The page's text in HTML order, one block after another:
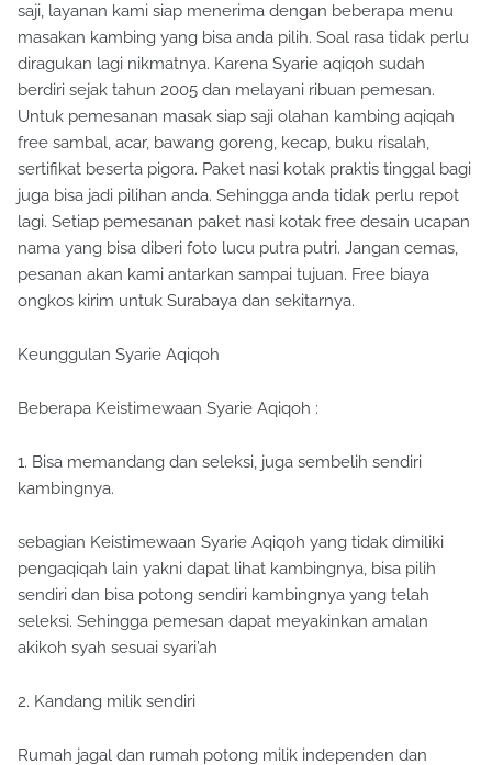
saji, layanan kami siap menerima dengan beberapa menu
masakan kambing yang bisa anda pilih. Soal rasa tidak perlu
diragukan lagi nikmatnya. Karena Syarie aqiqoh sudah
berdiri sejak tahun 2005 dan melayani ribuan pemesan.
Untuk pemesanan masak siap saji olahan kambing aqiqah
free sambal, acar, bawang goreng, kecap, buku risalah,
sertifikat beserta pigora. Paket nasi kotak praktis tinggal bagi
juga bisa jadi pilihan anda. Sehingga anda tidak perlu repot
lagi. Setiap pemesanan paket nasi kotak free desain ucapan
nama yang bisa diberi foto lucu putra putri. Jangan cemas,
pesanan akan kami antarkan sampai tujuan. Free biaya
ongkos kirim untuk Surabaya dan sekitarnya.
Keunggulan Syarie Aqiqoh
Beberapa Keistimewaan Syarie Aqiqoh :
1. Bisa memandang dan seleksi, juga sembelih sendiri
kambingnya.
sebagian Keistimewaan Syarie Aqiqoh yang tidak dimiliki
pengaqiqah lain yakni dapat lihat kambingnya, bisa pilih
sendiri dan bisa potong sendiri kambingnya yang telah
seleksi. Sehingga pemesan dapat meyakinkan amalan
akikoh syah sesuai syari’ah
2. Kandang milik sendiri
Rumah jagal dan rumah potong milik independen dan